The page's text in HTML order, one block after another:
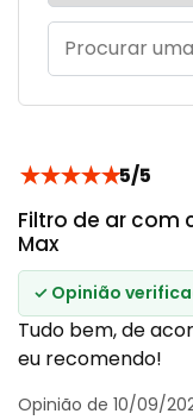
★★★★★5/5
Filtro de ar com
Max
✓ Opinião
Tudo bem, de
eu recomendo!
Opinião de 10/09/